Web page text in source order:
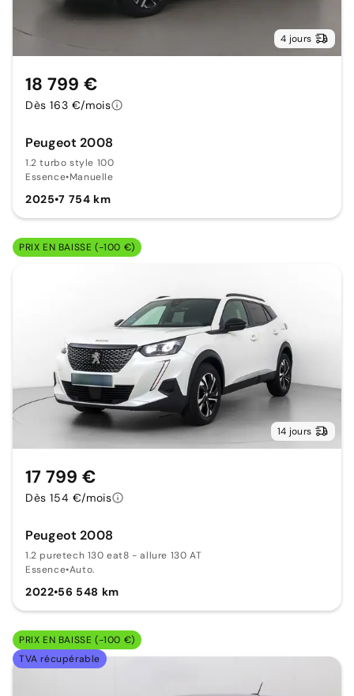
4 jours
Peugeot 2008
1.2 turbo style 100
Essence•Manuelle
2025•7 754 km
18 799 €
Dès 163 €/mois
PRIX EN BAISSE (-100 €)
14 jours
Peugeot 2008
1.2 puretech 130 eat8 - allure 130 AT
Essence•Auto.
2022•56 548 km
17 799 €
Dès 154 €/mois
PRIX EN BAISSE (-100 €)
TVA récupérable